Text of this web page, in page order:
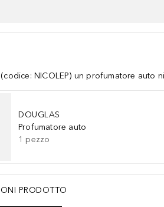
NICOLEP) un profumatore auto
DOUGLAS
Profumatore auto
1 pezzo
PRODOTTO